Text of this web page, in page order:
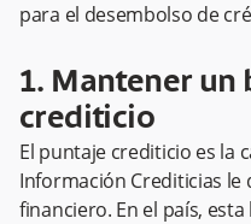
para el desembolso de
1. Mantener un
crediticio
El puntaje crediticio es la
Información Crediticias
financiero. En el país,